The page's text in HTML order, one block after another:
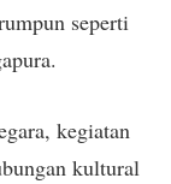
seperti
kegiatan
kultural